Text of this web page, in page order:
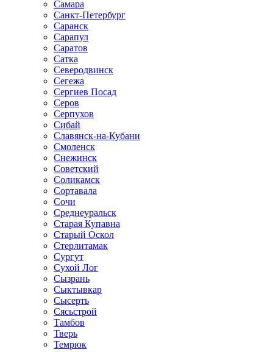
Самара
Санкт-Петербург
Саранск
Сарапул
Саратов
Сатка
Северодвинск
Сегежа
Сергиев Посад
Серов
Серпухов
Сибай
Славянск-на-Кубани
Смоленск
Снежинск
Советский
Соликамск
Сортавала
Сочи
Среднеуральск
Старая Купавна
Старый Оскол
Стерлитамак
Сургут
Сухой Лог
Сызрань
Сыктывкар
Сысерть
Сясьстрой
Тамбов
Тверь
Темрюк